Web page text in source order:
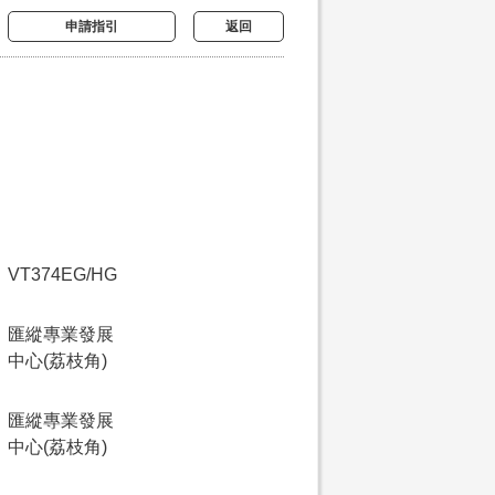
申請指引 返回
VT374EG/HG
匯縱專業發展
中心(荔枝角)
匯縱專業發展
中心(荔枝角)